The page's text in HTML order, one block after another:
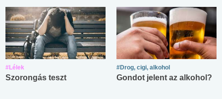
#Lélek
Szorongás teszt
#Drog, cigi, alkohol
Gondot jelent az alkohol?